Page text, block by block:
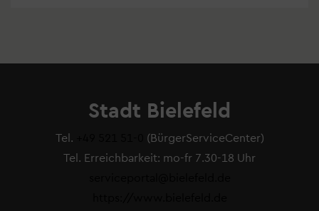
Stadt Bielefeld
Tel.
(BürgerServiceCenter)
Tel. Erreichbarkeit: mo-fr 7.30-18 Uhr